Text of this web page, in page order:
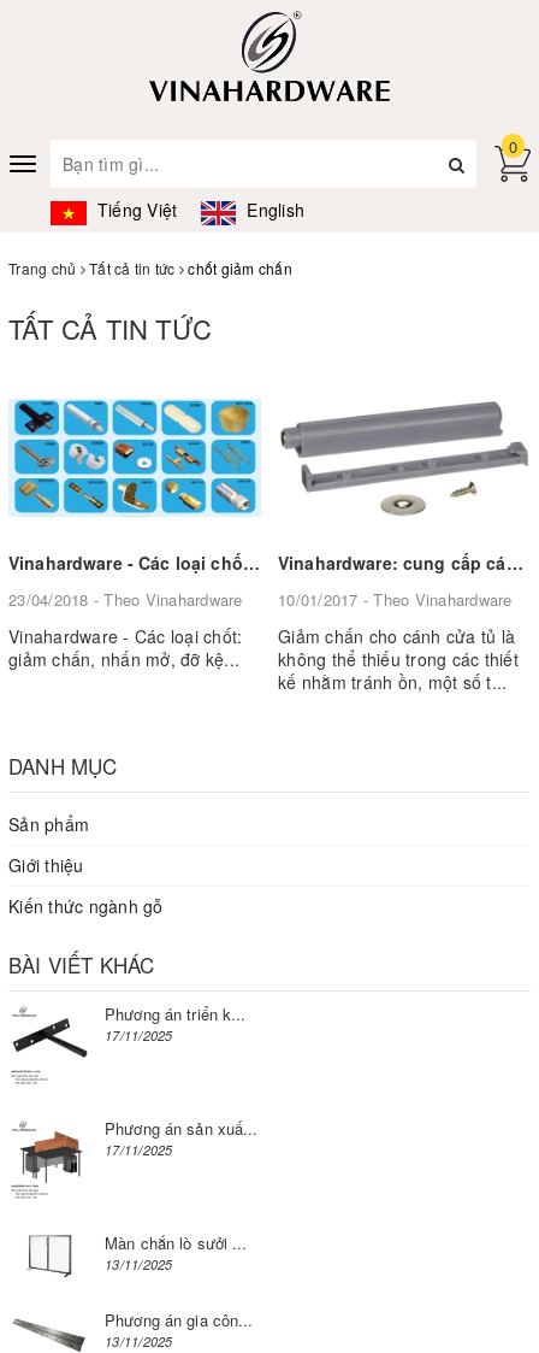
Toggle
navigation
Tiếng Việt English
0
Trang chủ Tất cả tin tức chốt giảm chấn
TẤT CẢ TIN TỨC
Vinahardware - Các loại chốt: giảm chấn, nhấn mở, đỡ kệ...
23/04/2018 - Theo Vinahardware
Vinahardware - Các loại chốt:
giảm chấn, nhấn mở, đỡ kệ...
Vinahardware: cung cấp các sản phẩm phụ kiện chốt giảm chấn cho cánh cửa tủ
10/01/2017 - Theo Vinahardware
Giảm chấn cho cánh cửa tủ là
không thể thiếu trong các thiết
kế nhằm tránh ồn, một số t...
DANH MỤC
Sản phẩm
Giới thiệu
Kiến thức ngành gỗ
BÀI VIẾT KHÁC
Phương án triển k...
17/11/2025
Phương án sản xuấ...
17/11/2025
Màn chắn lò sưởi ...
13/11/2025
Phương án gia côn...
13/11/2025